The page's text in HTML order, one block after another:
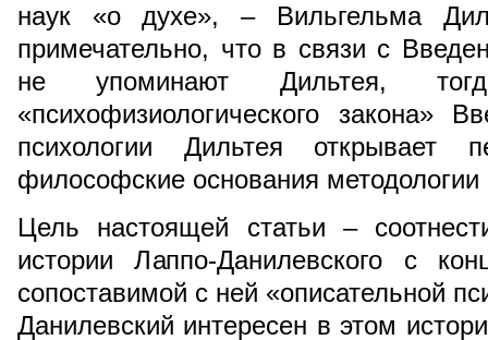
наук «о духе», – Вильгельма
примечательно, что в связи с
не упоминают Дильтея,
«психофизиологического закона»
психологии Дильтея открывает
философские основания методологии
Цель настоящей статьи –
истории Лаппо-Данилевского с
сопоставимой с ней «описательной
Данилевский интересен в этом